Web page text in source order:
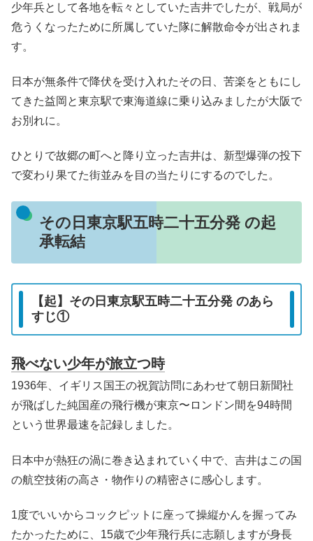
少年兵として各地を転々としていた吉井でしたが、戦局が
危うくなったために所属していた隊に解散命令が出されま
す。
日本が無条件で降伏を受け入れたその日、苦楽をともにし
てきた益岡と東京駅で東海道線に乗り込みましたが大阪で
お別れに。
ひとりで故郷の町へと降り立った吉井は、新型爆弾の投下
で変わり果てた街並みを目の当たりにするのでした。
その日東京駅五時二十五分発 の起
承転結
【起】その日東京駅五時二十五分発 のあら
すじ①
飛べない少年が旅立つ時
1936年、イギリス国王の祝賀訪問にあわせて朝日新聞社
が飛ばした純国産の飛行機が東京〜ロンドン間を94時間
という世界最速を記録しました。
日本中が熱狂の渦に巻き込まれていく中で、吉井はこの国
の航空技術の高さ・物作りの精密さに感心します。
1度でいいからコックピットに座って操縦かんを握ってみ
たかったために、15歳で少年飛行兵に志願しますが身長